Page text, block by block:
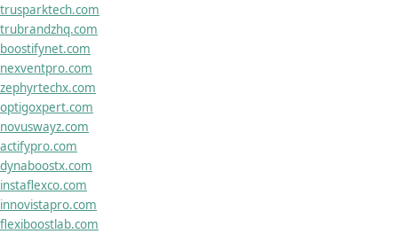
trusparktech.com
trubrandzhq.com
boostifynet.com
nexventpro.com
zephyrtechx.com
optigoxpert.com
novuswayz.com
actifypro.com
dynaboostx.com
instaflexco.com
innovistapro.com
flexiboostlab.com